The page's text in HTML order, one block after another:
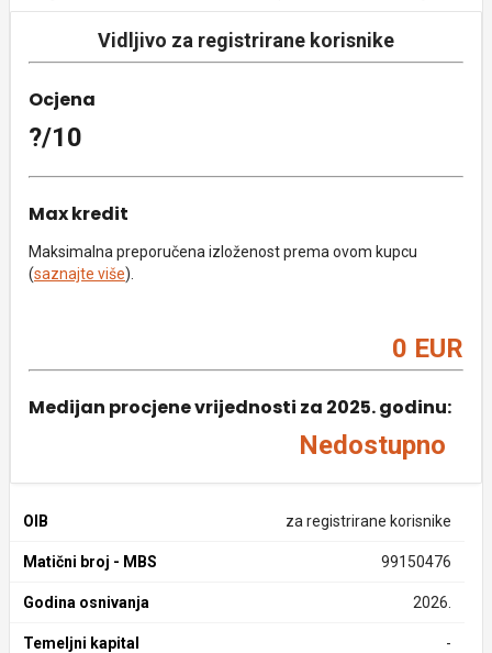
Vidljivo za registrirane korisnike
Ocjena
?/10
Max kredit
Maksimalna preporučena izloženost prema ovom kupcu
(saznajte više).
0 EUR
Medijan procjene vrijednosti za 2025. godinu:
Nedostupno
OIB za registrirane korisnike
Matični broj - MBS 99150476
Godina osnivanja 2026.
Temeljni kapital -